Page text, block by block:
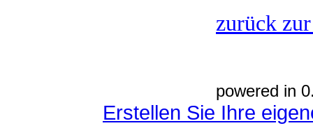
zurück
powered in
Erstellen Sie Ihre